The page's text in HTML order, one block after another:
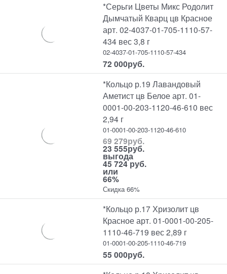
*Серьги Цветы Микс Родолит
Дымчатый Кварц цв Красное
арт. 02-4037-01-705-1110-57-
434 вес 3,8 г
02-4037-01-705-1110-57-434
72 000руб.
*Кольцо р.19 Лавандовый
Аметист цв Белое арт. 01-
0001-00-203-1120-46-610 вес
2,94 г
01-0001-00-203-1120-46-610
69 279руб.
23 555руб.
выгода
45 724 руб.
или
66%
Скидка 66%
*Кольцо р.17 Хризолит цв
Красное арт. 01-0001-00-205-
1110-46-719 вес 2,89 г
01-0001-00-205-1110-46-719
55 000руб.